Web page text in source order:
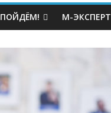
ПОЙДЁМ! М-ЭКСПЕРТ